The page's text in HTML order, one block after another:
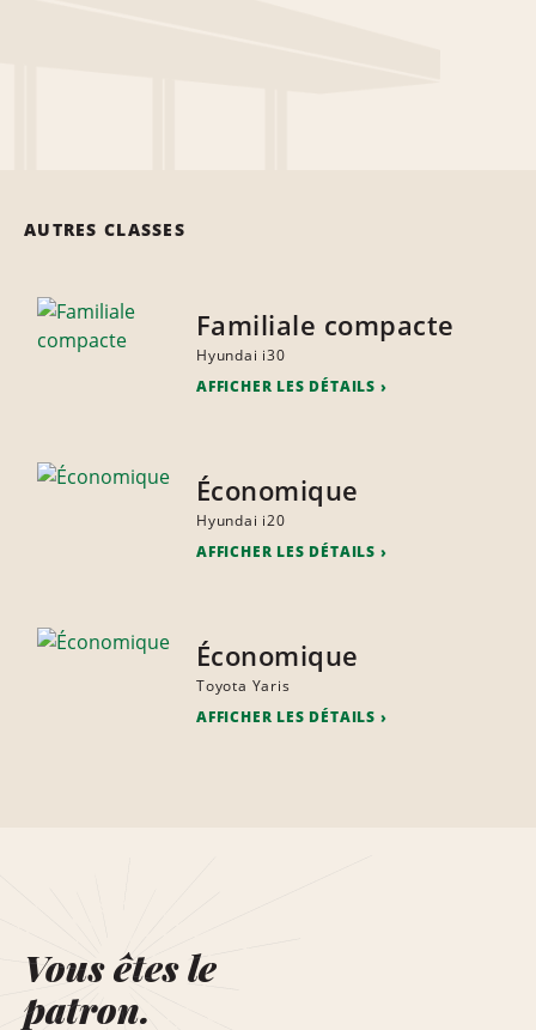
AUTRES CLASSES
Familiale compacte
Hyundai i30
AFFICHER LES DÉTAILS
Économique
Hyundai i20
AFFICHER LES DÉTAILS
Économique
Toyota Yaris
AFFICHER LES DÉTAILS
Vous êtes le
patron.